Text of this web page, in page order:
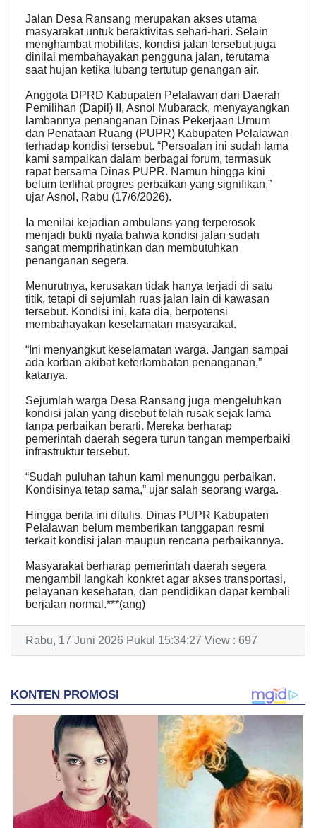
Jalan Desa Ransang merupakan akses utama
masyarakat untuk beraktivitas sehari-hari. Selain
menghambat mobilitas, kondisi jalan tersebut juga
dinilai membahayakan pengguna jalan, terutama
saat hujan ketika lubang tertutup genangan air.
Anggota DPRD Kabupaten Pelalawan dari Daerah
Pemilihan (Dapil) II, Asnol Mubarack, menyayangkan
lambannya penanganan Dinas Pekerjaan Umum
dan Penataan Ruang (PUPR) Kabupaten Pelalawan
terhadap kondisi tersebut. “Persoalan ini sudah lama
kami sampaikan dalam berbagai forum, termasuk
rapat bersama Dinas PUPR. Namun hingga kini
belum terlihat progres perbaikan yang signifikan,”
ujar Asnol, Rabu (17/6/2026).
Ia menilai kejadian ambulans yang terperosok
menjadi bukti nyata bahwa kondisi jalan sudah
sangat memprihatinkan dan membutuhkan
penanganan segera.
Menurutnya, kerusakan tidak hanya terjadi di satu
titik, tetapi di sejumlah ruas jalan lain di kawasan
tersebut. Kondisi ini, kata dia, berpotensi
membahayakan keselamatan masyarakat.
“Ini menyangkut keselamatan warga. Jangan sampai
ada korban akibat keterlambatan penanganan,”
katanya.
Sejumlah warga Desa Ransang juga mengeluhkan
kondisi jalan yang disebut telah rusak sejak lama
tanpa perbaikan berarti. Mereka berharap
pemerintah daerah segera turun tangan memperbaiki
infrastruktur tersebut.
“Sudah puluhan tahun kami menunggu perbaikan.
Kondisinya tetap sama,” ujar salah seorang warga.
Hingga berita ini ditulis, Dinas PUPR Kabupaten
Pelalawan belum memberikan tanggapan resmi
terkait kondisi jalan maupun rencana perbaikannya.
Masyarakat berharap pemerintah daerah segera
mengambil langkah konkret agar akses transportasi,
pelayanan kesehatan, dan pendidikan dapat kembali
berjalan normal.***(ang)
Rabu, 17 Juni 2026 Pukul 15:34:27 View : 697